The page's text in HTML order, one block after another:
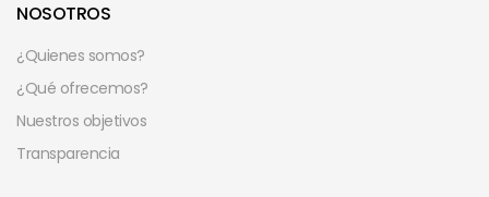
NOSOTROS
¿Quienes somos?
¿Qué ofrecemos?
Nuestros objetivos
Transparencia